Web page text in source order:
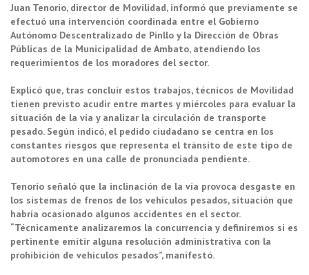
Juan Tenorio, director de Movilidad, informó que previamente se
efectuó una intervención coordinada entre el Gobierno
Autónomo Descentralizado de Pinllo y la Dirección de Obras
Públicas de la Municipalidad de Ambato, atendiendo los
requerimientos de los moradores del sector.
Explicó que, tras concluir estos trabajos, técnicos de Movilidad
tienen previsto acudir entre martes y miércoles para evaluar la
situación de la vía y analizar la circulación de transporte
pesado. Según indicó, el pedido ciudadano se centra en los
constantes riesgos que representa el tránsito de este tipo de
automotores en una calle de pronunciada pendiente.
Tenorio señaló que la inclinación de la vía provoca desgaste en
los sistemas de frenos de los vehículos pesados, situación que
habría ocasionado algunos accidentes en el sector.
“Técnicamente analizaremos la concurrencia y definiremos si es
pertinente emitir alguna resolución administrativa con la
prohibición de vehículos pesados”, manifestó.